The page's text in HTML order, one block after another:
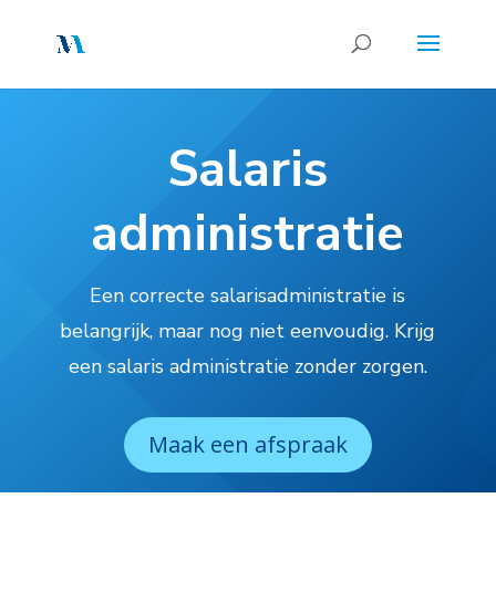
Salaris
administratie
Een correcte salarisadministratie is
belangrijk, maar nog niet eenvoudig. Krijg
een salaris administratie zonder zorgen.
Maak een afspraak